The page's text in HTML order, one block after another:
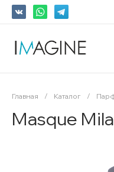
Главная / Каталог /
Masque